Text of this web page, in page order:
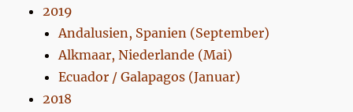
2019
Andalusien, Spanien (September)
Alkmaar, Niederlande (Mai)
Ecuador / Galapagos (Januar)
2018